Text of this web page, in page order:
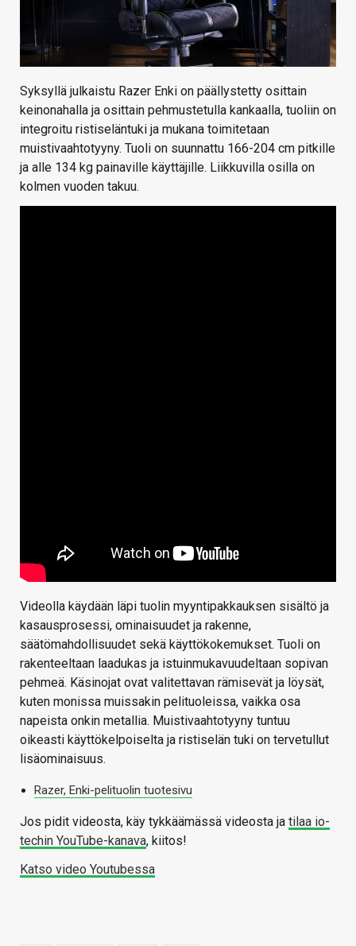
Syksyllä julkaistu Razer Enki on päällystetty osittain
keinonahalla ja osittain pehmustetulla kankaalla, tuoliin on
integroitu ristiseläntuki ja mukana toimitetaan
muistivaahtotyyny. Tuoli on suunnattu 166-204 cm pitkille
ja alle 134 kg painaville käyttäjille. Liikkuvilla osilla on
kolmen vuoden takuu.
Videolla käydään läpi tuolin myyntipakkauksen sisältö ja
kasausprosessi, ominaisuudet ja rakenne,
säätömahdollisuudet sekä käyttökokemukset. Tuoli on
rakenteeltaan laadukas ja istuinmukavuudeltaan sopivan
pehmeä. Käsinojat ovat valitettavan rämisevät ja löysät,
kuten monissa muissakin pelituoleissa, vaikka osa
napeista onkin metallia. Muistivaahtotyyny tuntuu
oikeasti käyttökelpoiselta ja ristiselän tuki on tervetullut
lisäominaisuus.
Razer, Enki-pelituolin tuotesivu
Jos pidit videosta, käy tykkäämässä videosta ja tilaa io-
techin YouTube-kanava, kiitos!
Katso video Youtubessa